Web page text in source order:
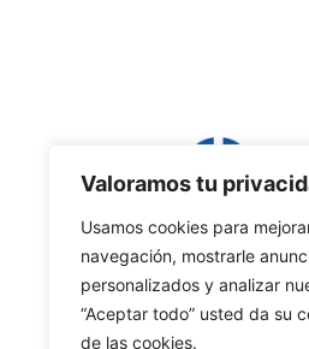
Valoramos tu
Usamos cookies para
navegación, mostrarle
personalizados y analizar
“Aceptar todo” usted da su
de las cookies.